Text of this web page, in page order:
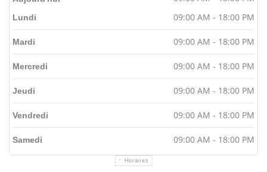
Horaires
Lundi 09:00 AM - 18:00 PM
Mardi 09:00 AM - 18:00 PM
Mercredi 09:00 AM - 18:00 PM
Jeudi 09:00 AM - 18:00 PM
Vendredi 09:00 AM - 18:00 PM
Samedi 09:00 AM - 18:00 PM